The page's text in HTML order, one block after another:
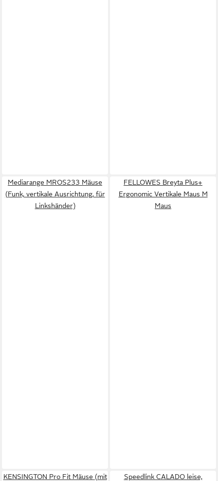
Mediarange MROS233 Mäuse
(Funk, vertikale Ausrichtung, für
Linkshänder)
FELLOWES Breyta Plus+
Ergonomic Vertikale Maus M
Maus
KENSINGTON Pro Fit Mäuse (mit
Speedlink CALADO leise,